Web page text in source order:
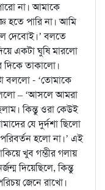
না। আমাকে
হতে পারি না। আমি
দেবোই।’ বলতে
একটা ঘুষি মারলো
তাকালো।
বললো - ‘তোমাকে
– ‘আসলে আমরা
কিন্তু ওরা কেউই
যে দুর্দশা ছিলো
হলো না।’ এই
খুব গম্ভীর গলায়
দিয়েছিলে, কিন্তু
জেনে রাখো।